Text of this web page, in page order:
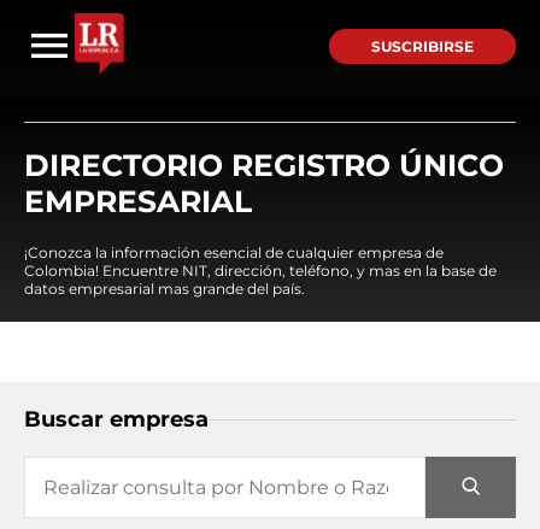
SUSCRIBIRSE
DIRECTORIO REGISTRO ÚNICO
EMPRESARIAL
¡Conozca la información esencial de cualquier empresa de
Colombia! Encuentre NIT, dirección, teléfono, y mas en la base de
datos empresarial mas grande del país.
Buscar empresa